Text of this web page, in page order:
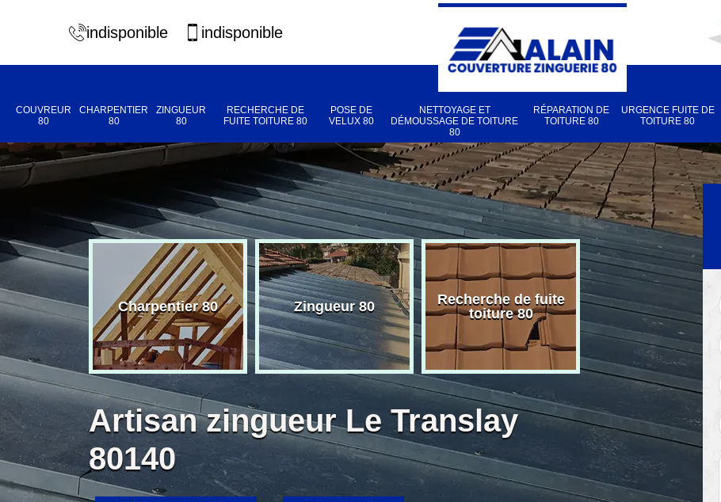
indisponible indisponible
COUVREUR
80
CHARPENTIER
80
ZINGUEUR
80
RECHERCHE DE
FUITE TOITURE 80
POSE DE
VELUX 80
NETTOYAGE ET
DÉMOUSSAGE DE TOITURE
80
RÉPARATION DE
TOITURE 80
URGENCE FUITE DE
TOITURE 80
80 Charpentier 80 Zingueur 80
Recherche de fuite
toiture 80
Pose de velux 80
Artisan zingueur Le Translay
80140